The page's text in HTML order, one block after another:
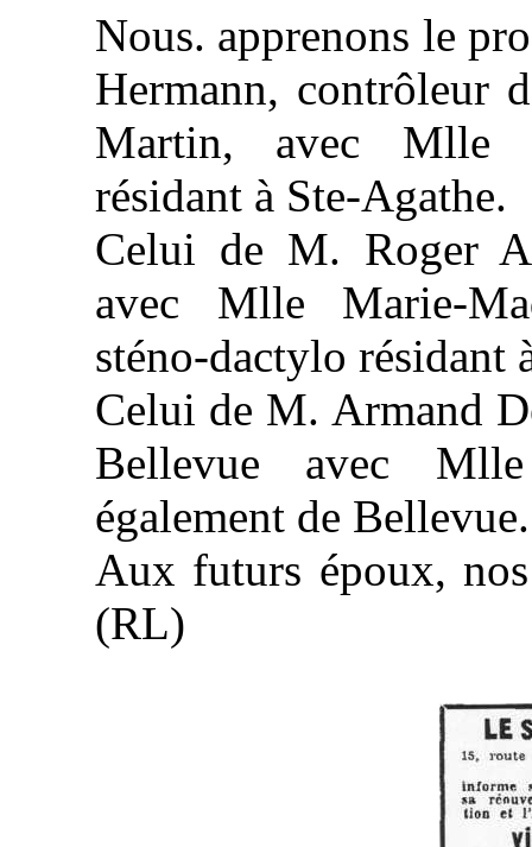
Nous. apprenons le
Hermann, contrôleur
Martin, avec Mlle
résidant à Ste-Agathe.
Celui de M. Roger
avec Mlle Marie-
sténo-dactylo résidant
Celui de M. Armand
Bellevue avec
également de Bellevue.
Aux futurs époux,
(RL)